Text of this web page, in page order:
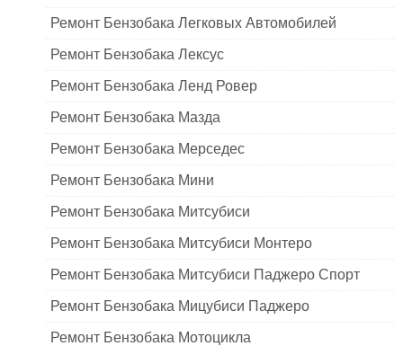
Ремонт Бензобака Легковых Автомобилей
Ремонт Бензобака Лексус
Ремонт Бензобака Ленд Ровер
Ремонт Бензобака Мазда
Ремонт Бензобака Мерседес
Ремонт Бензобака Мини
Ремонт Бензобака Митсубиси
Ремонт Бензобака Митсубиси Монтеро
Ремонт Бензобака Митсубиси Паджеро Спорт
Ремонт Бензобака Мицубиси Паджеро
Ремонт Бензобака Мотоцикла